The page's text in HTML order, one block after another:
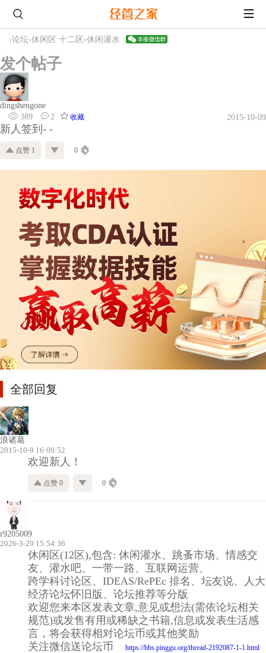
›论坛›休闲区 十二区 ›休闲灌水
发个帖子
dingshengone
389
2 收藏 2015-10-09
新人签到- -
点赞 1 0
全部回复
浪诸葛
2015-10-9 16:09:52
欢迎新人！
点赞 0 0
r9205009
2026-3-29 15:54:36
休闲区(12区),包含: 休闲灌水、跳蚤市场、情感交
友、灌水吧、一带一路、互联网运营、
跨学科讨论区、IDEAS/RePEc 排名、坛友说、人大
经济论坛怀旧版、论坛推荐等分版
欢迎您来本区发表文章,意见或想法(需依论坛相关
规范)或发售有用或稀缺之书籍,信息或发表生活感
言，将会获得相对论坛币或其他奖励
关注微信送论坛币
https://bbs.pinggu.org/thread-2192087-1-1.html